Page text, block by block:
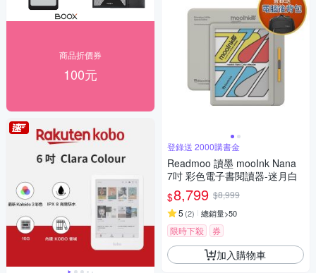
商品折價券
100元
登錄送 2000購書金
Readmoo 讀墨 mooInk Nana
7吋 彩色電子書閱讀器-迷月白
$8,799 $8,999
5 (2) 總銷量>50
限時下殺 券
加入購物車